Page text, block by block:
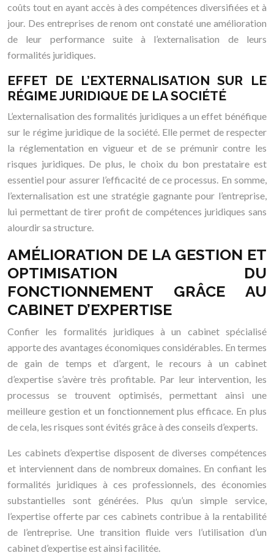
coûts tout en ayant accès à des compétences diversifiées et à
jour. Des entreprises de renom ont constaté une amélioration
de leur performance suite à l’externalisation de leurs
formalités juridiques.
EFFET DE L’EXTERNALISATION SUR LE
RÉGIME JURIDIQUE DE LA SOCIÉTÉ
L’externalisation des formalités juridiques a un effet bénéfique
sur le régime juridique de la société. Elle permet de respecter
la réglementation en vigueur et de se prémunir contre les
risques juridiques. De plus, le choix du bon prestataire est
essentiel pour assurer l’efficacité de ce processus. En somme,
l’externalisation est une stratégie gagnante pour l’entreprise,
lui permettant de tirer profit de compétences juridiques sans
alourdir sa structure.
AMÉLIORATION DE LA GESTION ET
OPTIMISATION DU
FONCTIONNEMENT GRÂCE AU
CABINET D’EXPERTISE
Confier les formalités juridiques à un cabinet spécialisé
apporte des avantages économiques considérables. En termes
de gain de temps et d’argent, le recours à un cabinet
d’expertise s’avère très profitable. Par leur intervention, les
processus se trouvent optimisés, permettant ainsi une
meilleure gestion et un fonctionnement plus efficace. En plus
de cela, les risques sont évités grâce à des conseils d’experts.
Les cabinets d’expertise disposent de diverses compétences
et interviennent dans de nombreux domaines. En confiant les
formalités juridiques à ces professionnels, des économies
substantielles sont générées. Plus qu’un simple service,
l’expertise offerte par ces cabinets contribue à la rentabilité
de l’entreprise. Une transition fluide vers l’utilisation d’un
cabinet d’expertise est ainsi facilitée.